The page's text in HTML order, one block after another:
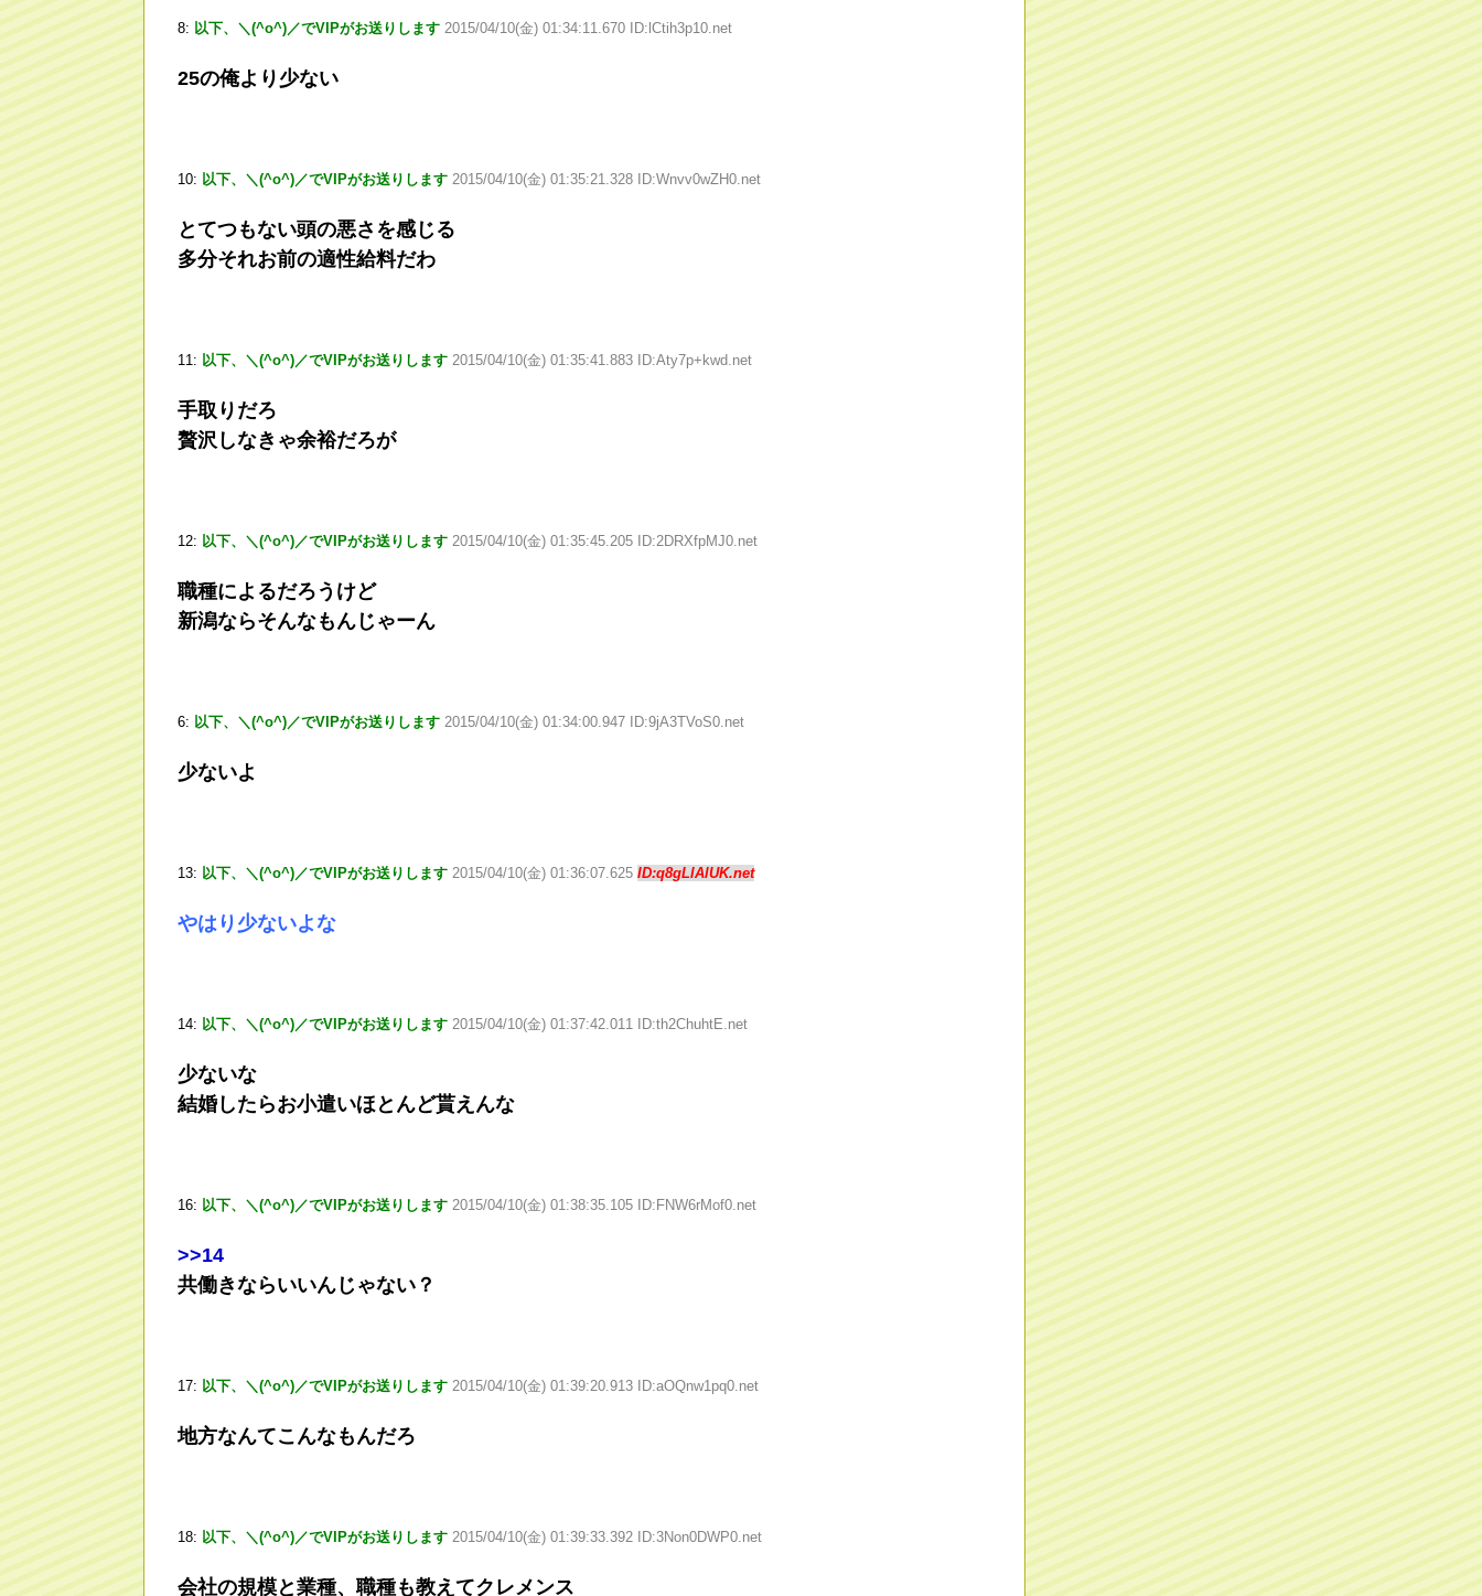
8: 以下、＼(^o^)／でVIPがお送りします 2015/04/10(金) 01:34:11.670 ID:lCtih3p10.net
25の俺より少ない
10: 以下、＼(^o^)／でVIPがお送りします 2015/04/10(金) 01:35:21.328 ID:Wnvv0wZH0.net
とてつもない頭の悪さを感じる
多分それお前の適性給料だわ
11: 以下、＼(^o^)／でVIPがお送りします 2015/04/10(金) 01:35:41.883 ID:Aty7p+kwd.net
手取りだろ
贅沢しなきゃ余裕だろが
12: 以下、＼(^o^)／でVIPがお送りします 2015/04/10(金) 01:35:45.205 ID:2DRXfpMJ0.net
職種によるだろうけど
新潟ならそんなもんじゃーん
6: 以下、＼(^o^)／でVIPがお送りします 2015/04/10(金) 01:34:00.947 ID:9jA3TVoS0.net
少ないよ
13: 以下、＼(^o^)／でVIPがお送りします 2015/04/10(金) 01:36:07.625 ID:q8gLlAlUK.net
やはり少ないよな
14: 以下、＼(^o^)／でVIPがお送りします 2015/04/10(金) 01:37:42.011 ID:th2ChuhtE.net
少ないな
結婚したらお小遣いほとんど貰えんな
16: 以下、＼(^o^)／でVIPがお送りします 2015/04/10(金) 01:38:35.105 ID:FNW6rMof0.net
>>14
共働きならいいんじゃない？
17: 以下、＼(^o^)／でVIPがお送りします 2015/04/10(金) 01:39:20.913 ID:aOQnw1pq0.net
地方なんてこんなもんだろ
18: 以下、＼(^o^)／でVIPがお送りします 2015/04/10(金) 01:39:33.392 ID:3Non0DWP0.net
会社の規模と業種、職種も教えてクレメンス